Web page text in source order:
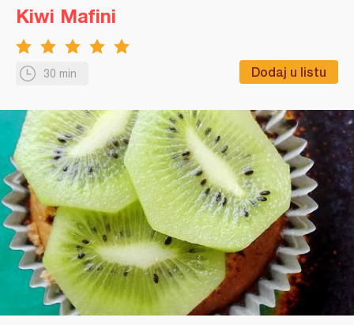
30 min Dodaj u listu
Kiwi Mafini